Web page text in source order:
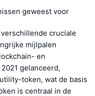
geweest voor
cruciale
mijlpalen
en
gelanceerd,
token, wat de basis
is centraal in de